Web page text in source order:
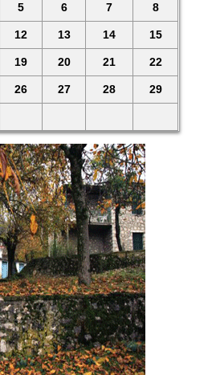
5 6 7 8
12 13 14 15
19 20 21 22
26 27 28 29